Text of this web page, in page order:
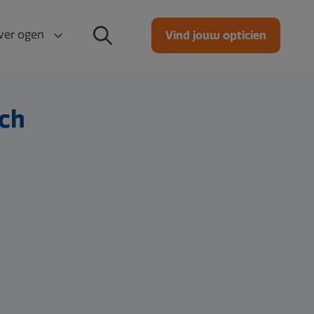
ogen
en typen contactlenzen
Vind jouw opticien